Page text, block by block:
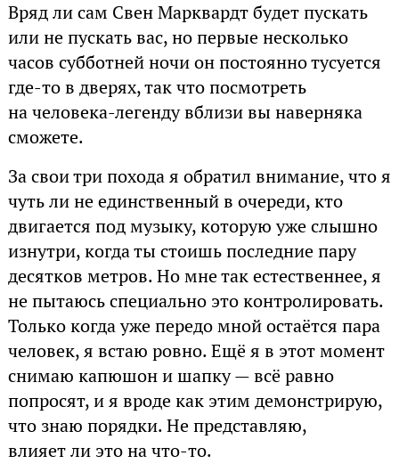
Вряд ли сам Свен Марквардт будет пускать
или не пускать вас, но первые несколько
часов субботней ночи он постоянно тусуется
где-то в дверях, так что посмотреть
на человека-легенду вблизи вы наверняка
сможете.
За свои три похода я обратил внимание, что я
чуть ли не единственный в очереди, кто
двигается под музыку, которую уже слышно
изнутри, когда ты стоишь последние пару
десятков метров. Но мне так естественнее, я
не пытаюсь специально это контролировать.
Только когда уже передо мной остаётся пара
человек, я встаю ровно. Ещё я в этот момент
снимаю капюшон и шапку — всё равно
попросят, и я вроде как этим демонстрирую,
что знаю порядки. Не представляю,
влияет ли это на что-то.